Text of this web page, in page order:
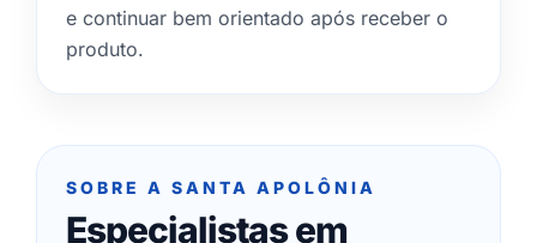
e continuar bem orientado após receber o
produto.
SOBRE A SANTA APOLÔNIA
Especialistas em